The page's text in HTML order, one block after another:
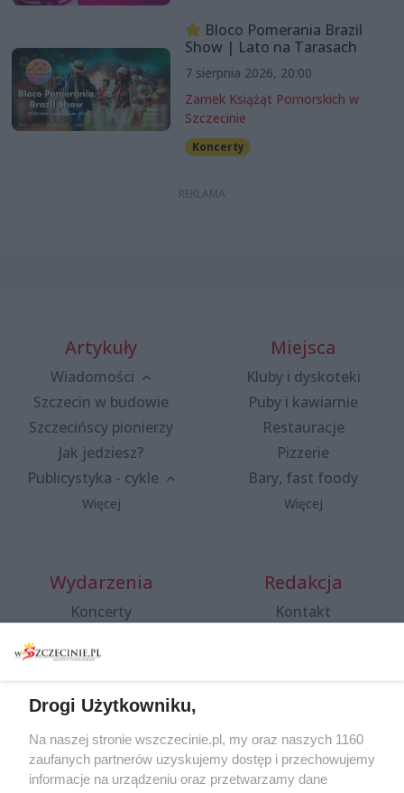
Bloco Pomerania Brazil
Show | Lato na Tarasach
7 sierpnia 2026, 20:00
Zamek Książąt Pomorskich w
Szczecinie
Koncerty
Artykuły
Wiadomości
Szczecin w budowie
Szczecińscy pionierzy
Jak jedziesz?
Publicystyka - cykle
Więcej
Miejsca
Kluby i dyskoteki
Puby i kawiarnie
Restauracje
Pizzerie
Bary, fast foody
Więcej
Wydarzenia
Koncerty
Spacery i oprowadzania
targi
Wernisaże
Więcej
Redakcja
Kontakt
Specjalny koncert z okazji
20. urodzin portalu
wSzczecinie.pl
Drogi Użytkowniku,
Na naszej stronie wszczecinie.pl, my oraz naszych 1160
zaufanych partnerów uzyskujemy dostęp i przechowujemy
informacje na urządzeniu oraz przetwarzamy dane